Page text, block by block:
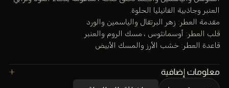
العنبر وجاذبية الفانيليا الحلوة.
مقدمة العطر: زهر البرتقال والياسمين والورد
قلب العطر: أوسمانثوس ، مسك الروم والعنبر
قاعدة العطر: خشب الأرز والمسك الأبيض
معلومات إضافية